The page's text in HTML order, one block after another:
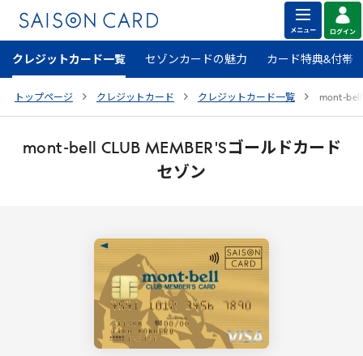
クレジットカード一覧 セゾンカードの魅力 カード特典&付帯
トップページ クレジットカード クレジットカード一覧 mont-bell
mont- bell CLUB MEMBER 'S ゴールドカード
セゾン